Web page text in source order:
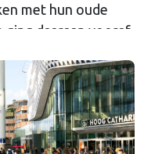
met hun oude
daaraan vooraf.